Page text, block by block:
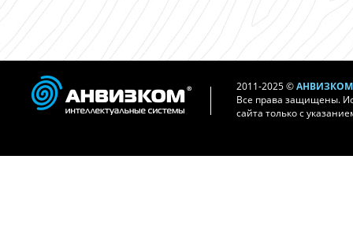
2011-2025 ©
Все права защищены.
сайта только с